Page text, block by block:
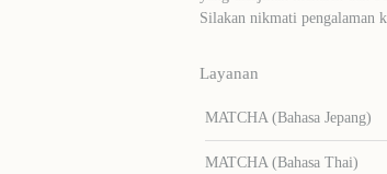
Silakan nikmati pengalaman
Layanan
MATCHA (Bahasa Jepang)
MATCHA (Bahasa Thai)